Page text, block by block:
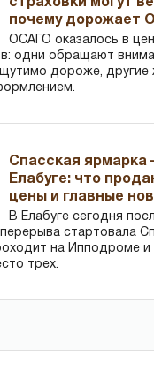
страховки могут
почему дорожает
ОСАГО оказалось в
одни обращают
дороже, другие
Спасская ярмарка
Елабуге: что
цены и главные
В Елабуге сегодня
стартовала
на Ипподроме и
трех.